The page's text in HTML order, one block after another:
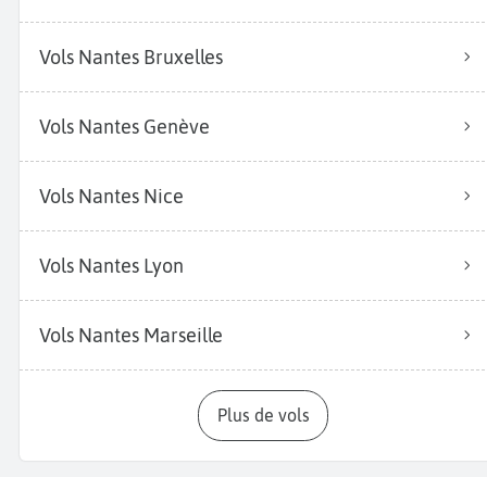
Vols Nantes Bruxelles
Vols Nantes Genève
Vols Nantes Nice
Vols Nantes Lyon
Vols Nantes Marseille
Plus de vols